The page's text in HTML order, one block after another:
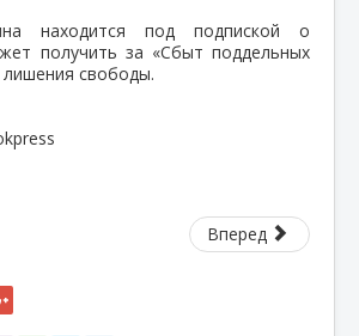
находится под подпиской о
получить за «Сбыт поддельных
лишения свободы.
Вперед